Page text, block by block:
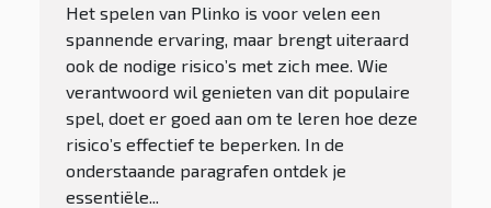
Het spelen van Plinko is voor velen een
spannende ervaring, maar brengt uiteraard
ook de nodige risico’s met zich mee. Wie
verantwoord wil genieten van dit populaire
spel, doet er goed aan om te leren hoe deze
risico’s effectief te beperken. In de
onderstaande paragrafen ontdek je
essentiële...